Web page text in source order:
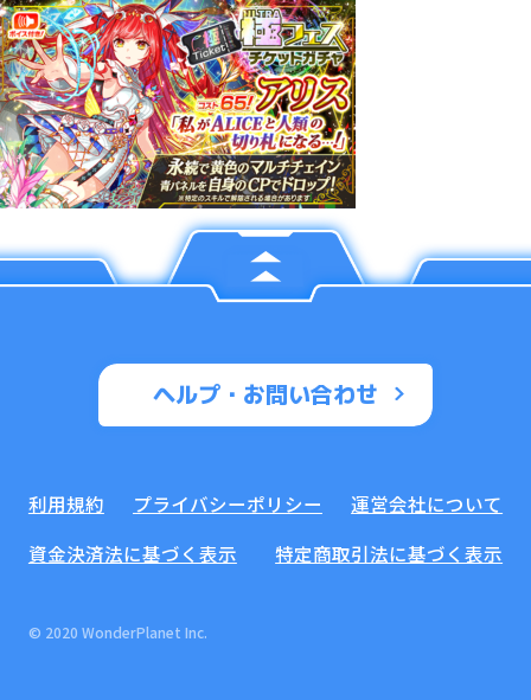
ヘルプ・お問い合わせ
利用規約 プライバシーポリシー
運営会社について
資金決済法に基づく表示
特定商取引法に基づく表示
© 2020 WonderPlanet Inc.